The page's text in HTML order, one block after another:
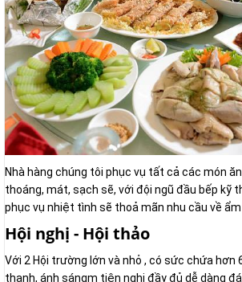
Nhà hàng chúng tôi phục vụ tất cả các món
thoáng, mát, sạch sẽ, với đội ngũ đầu bếp kỹ
phục vụ nhiệt tình sẽ thoả mãn nhu cầu về
Hội nghị - Hội thảo
Với 2 Hội trường lớn và nhỏ , có sức chứa hơn
thanh, ánh sángm tiện nghi đầy đủ dễ dàng